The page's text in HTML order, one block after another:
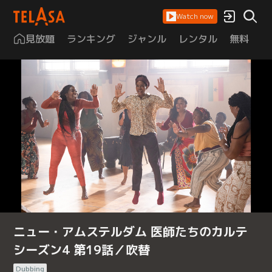
Watch now
見放題 ランキング ジャンル レンタル 無料
ニュー・アムステルダム 医師たちのカルテ
シーズン4 第19話／吹替
Dubbing